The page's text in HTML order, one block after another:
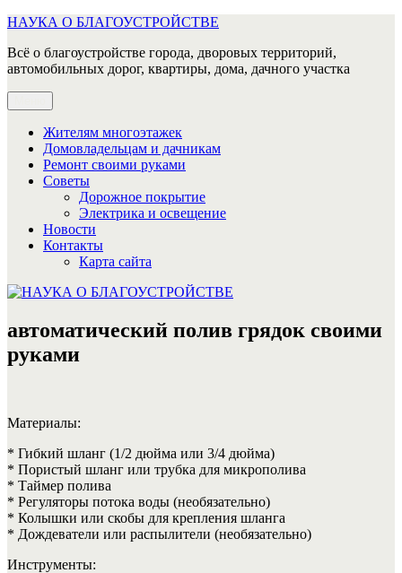
Перейти
содержимому
НАУКА О БЛАГОУСТРОЙСТВЕ
Всё о благоустройстве города, дворовых территорий,
автомобильных дорог, квартиры, дома, дачного участка
Жителям многоэтажек
Домовладельцам и дачникам
Ремонт своими руками
Советы
Дорожное покрытие
Электрика и освещение
Новости
Контакты
Карта сайта
автоматический полив грядок своими
руками
Материалы:
* Гибкий шланг (1/2 дюйма или 3/4 дюйма)
* Пористый шланг или трубка для микрополива
* Таймер полива
* Регуляторы потока воды (необязательно)
* Колышки или скобы для крепления шланга
* Дождеватели или распылители (необязательно)
Инструменты: